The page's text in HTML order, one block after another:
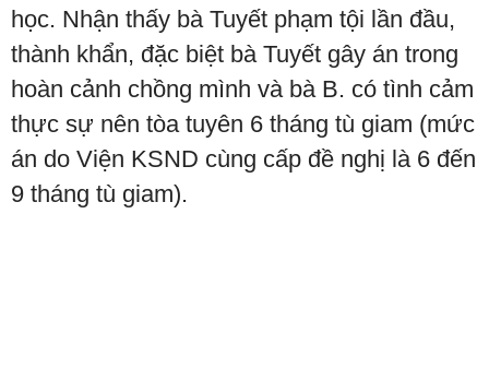
học. Nhận thấy bà Tuyết phạm tội lần đầu,
thành khẩn, đặc biệt bà Tuyết gây án trong
hoàn cảnh chồng mình và bà B. có tình cảm
thực sự nên tòa tuyên 6 tháng tù giam (mức
án do Viện KSND cùng cấp đề nghị là 6 đến
9 tháng tù giam).